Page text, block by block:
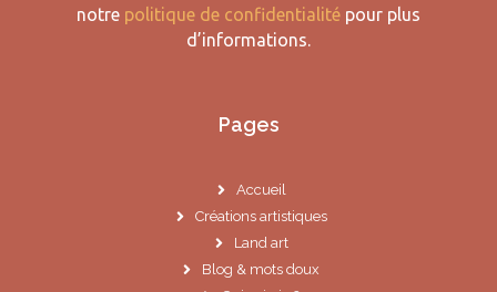
notre politique de confidentialité pour plus
d’informations.
Pages
Accueil
Créations artistiques
Land art
Blog & mots doux